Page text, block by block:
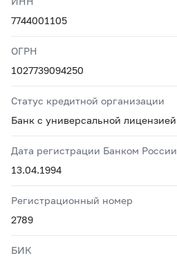
7744001105
ОГРН
1027739094250
Статус кредитной организации
Банк с универсальной лицензией
Дата регистрации Банком России
13.04.1994
Регистрационный номер
2789
БИК